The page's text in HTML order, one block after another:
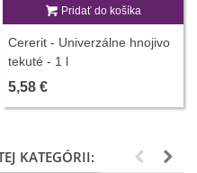
Pridať do košíka
Cererit - Univerzálne hnojivo
tekuté - 1 l
5,58 €
KATEGÓRII: